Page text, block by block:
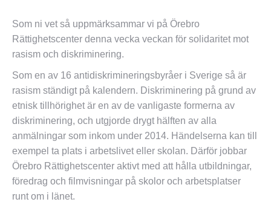
Som ni vet så uppmärksammar vi på Örebro
Rättighetscenter denna vecka veckan för solidaritet mot
rasism och diskriminering.
Som en av 16 antidiskrimineringsbyråer i Sverige så är
rasism ständigt på kalendern. Diskriminering på grund av
etnisk tillhörighet är en av de vanligaste formerna av
diskriminering, och utgjorde drygt hälften av alla
anmälningar som inkom under 2014. Händelserna kan till
exempel ta plats i arbetslivet eller skolan. Därför jobbar
Örebro Rättighetscenter aktivt med att hålla utbildningar,
föredrag och filmvisningar på skolor och arbetsplatser
runt om i länet.